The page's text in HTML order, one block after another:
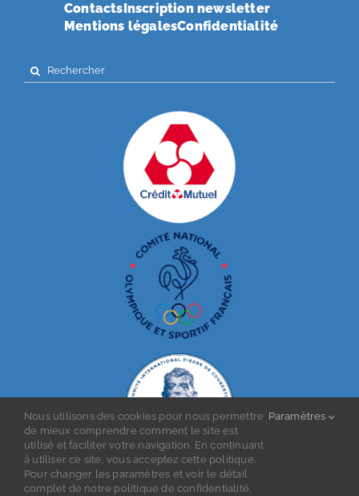
ContactsInscription newsletter
Mentions légalesConfidentialité
Search
for:
Nous utilisons des cookies pour nous permettre
de mieux comprendre comment le site est
utilisé et faciliter votre navigation. En continuant
à utiliser ce site, vous acceptez cette politique.
Pour changer les paramètres et voir le détail
complet de notre politique de confidentialité,
Paramètres